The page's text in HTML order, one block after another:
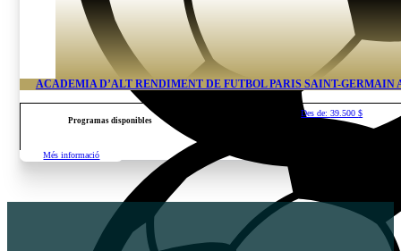
ACADÈMIA D’ALT RENDIMENT DE FUTBOL PARIS SAINT-GERMAIN
Programas disponibles
Des de:39.500$
Més informació